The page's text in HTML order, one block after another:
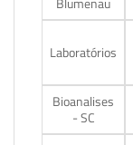
Laboratórios
Bioanalises
- SC